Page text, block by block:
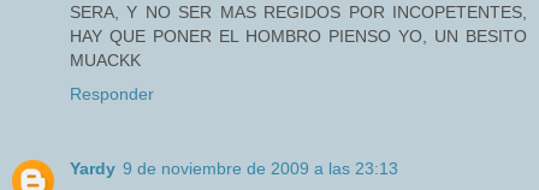
SERA, Y NO SER MAS REGIDOS POR INCOPETENTES,
HAY QUE PONER EL HOMBRO PIENSO YO, UN BESITO
MUACKK
Responder
Yardy 9 de noviembre de 2009 a las 23:13